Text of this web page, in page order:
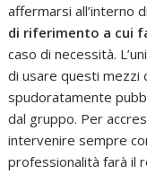
affermarsi all’interno
di riferimento a cui
caso di necessità.
di usare questi mezzi
spudoratamente
dal gruppo. Per
intervenire sempre
professionalità farà il